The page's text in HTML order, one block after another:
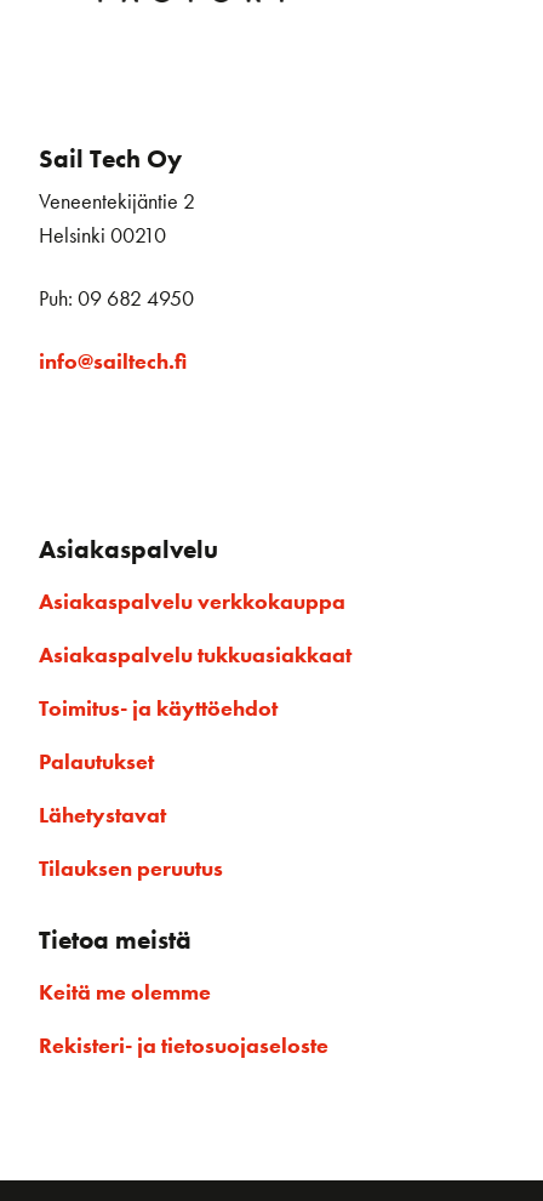
Sail Tech Oy
Veneentekijäntie 2
Helsinki 00210
Puh: 09 682 4950
info@sailtech.fi
Asiakaspalvelu
Asiakaspalvelu verkkokauppa
Asiakaspalvelu tukkuasiakkaat
Toimitus- ja käyttöehdot
Palautukset
Lähetystavat
Tilauksen peruutus
Tietoa meistä
Keitä me olemme
Rekisteri- ja tietosuojaseloste